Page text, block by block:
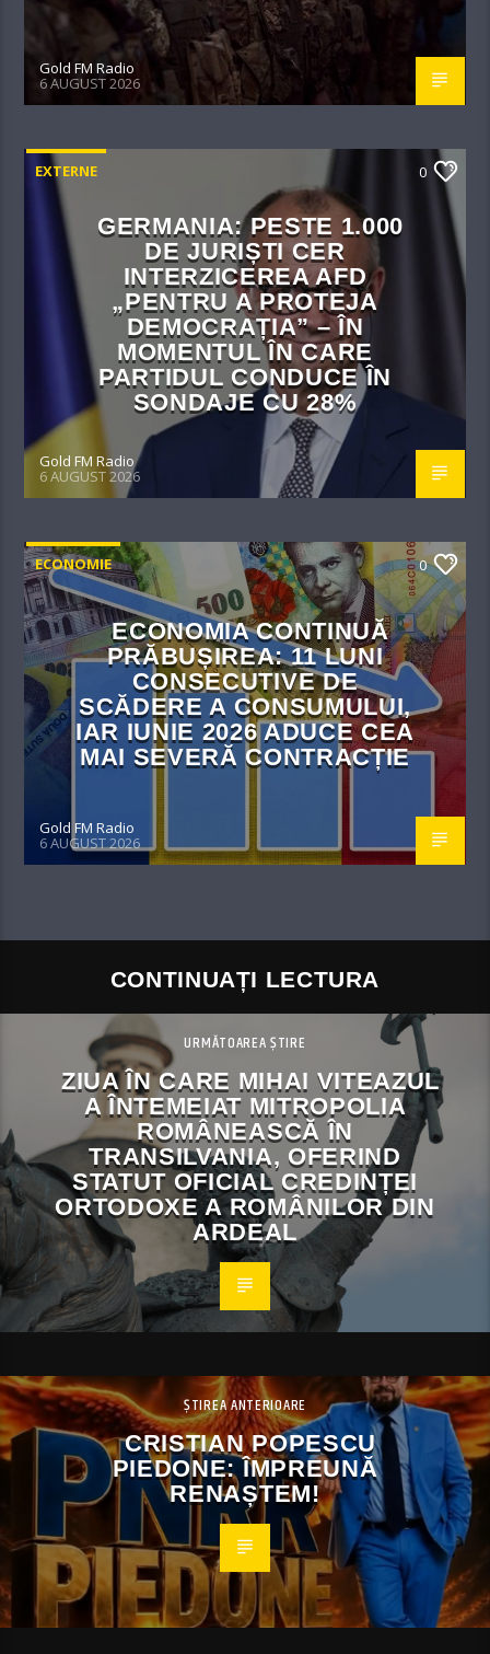
Gold FM Radio
6 AUGUST 2026
EXTERNE 0
GERMANIA: PESTE 1.000
DE JURIȘTI CER
INTERZICEREA AFD
„PENTRU A PROTEJA
DEMOCRAȚIA” – ÎN
MOMENTUL ÎN CARE
PARTIDUL CONDUCE ÎN
SONDAJE CU 28%
Gold FM Radio
6 AUGUST 2026
ECONOMIE 0
ECONOMIA CONTINUĂ
PRĂBUȘIREA: 11 LUNI
CONSECUTIVE DE
SCĂDERE A CONSUMULUI,
IAR IUNIE 2026 ADUCE CEA
MAI SEVERĂ CONTRACȚIE
Gold FM Radio
6 AUGUST 2026
CONTINUAȚI LECTURA
URMĂTOAREA ȘTIRE
ZIUA ÎN CARE MIHAI VITEAZUL
A ÎNTEMEIAT MITROPOLIA
ROMÂNEASCĂ ÎN
TRANSILVANIA, OFERIND
STATUT OFICIAL CREDINȚEI
ORTODOXE A ROMÂNILOR DIN
ARDEAL
ȘTIREA ANTERIOARE
CRISTIAN POPESCU
PIEDONE: ÎMPREUNĂ
RENAȘTEM!